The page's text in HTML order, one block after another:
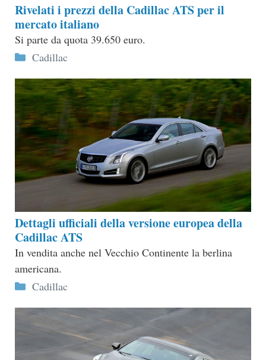
Rivelati i prezzi della Cadillac ATS per il
mercato italiano
Si parte da quota 39.650 euro.
Categorie
Cadillac
Dettagli ufficiali della versione europea della
Cadillac ATS
In vendita anche nel Vecchio Continente la berlina
americana.
Categorie
Cadillac